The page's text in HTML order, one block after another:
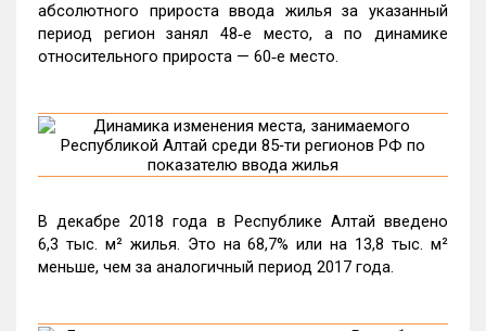
абсолютного прироста ввода жилья за указанный
период регион занял 48‑е место, а по динамике
относительного прироста — 60‑е место.
В декабре 2018 года в Республике Алтай введено
6,3 тыс. м² жилья. Это на 68,7% или на 13,8 тыс. м²
меньше, чем за аналогичный период 2017 года.